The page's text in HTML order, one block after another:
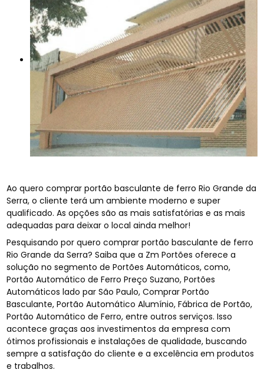
Ao quero comprar portão basculante de ferro Rio Grande da
Serra, o cliente terá um ambiente moderno e super
qualificado. As opções são as mais satisfatórias e as mais
adequadas para deixar o local ainda melhor!
Pesquisando por quero comprar portão basculante de ferro
Rio Grande da Serra? Saiba que a Zm Portões oferece a
solução no segmento de Portões Automáticos, como,
Portão Automático de Ferro Preço Suzano, Portões
Automáticos lado par São Paulo, Comprar Portão
Basculante, Portão Automático Alumínio, Fábrica de Portão,
Portão Automático de Ferro, entre outros serviços. Isso
acontece graças aos investimentos da empresa com
ótimos profissionais e instalações de qualidade, buscando
sempre a satisfação do cliente e a excelência em produtos
e trabalhos.